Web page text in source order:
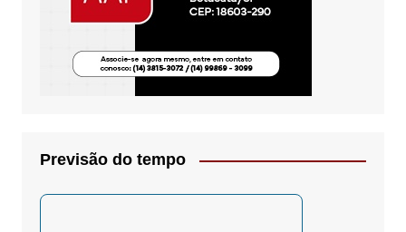
Previsão do tempo